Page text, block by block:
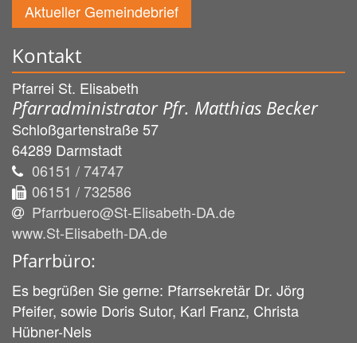
Aktueller Gemeindebrief
Kontakt
Pfarrei St. Elisabeth
Pfarradministrator Pfr. Matthias Becker
Schloßgartenstraße 57
64289 Darmstadt
06151 / 74747
06151 / 732586
Pfarrbuero@St-Elisabeth-DA.de
www.St-Elisabeth-DA.de
Pfarrbüro:
Es begrüßen Sie gerne: Pfarrsekretär Dr. Jörg
Pfeifer, sowie Doris Sutor, Karl Franz, Christa
Hübner-Nels